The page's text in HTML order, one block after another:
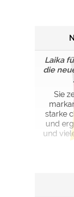
Laika
die
Sie
starke
und
und